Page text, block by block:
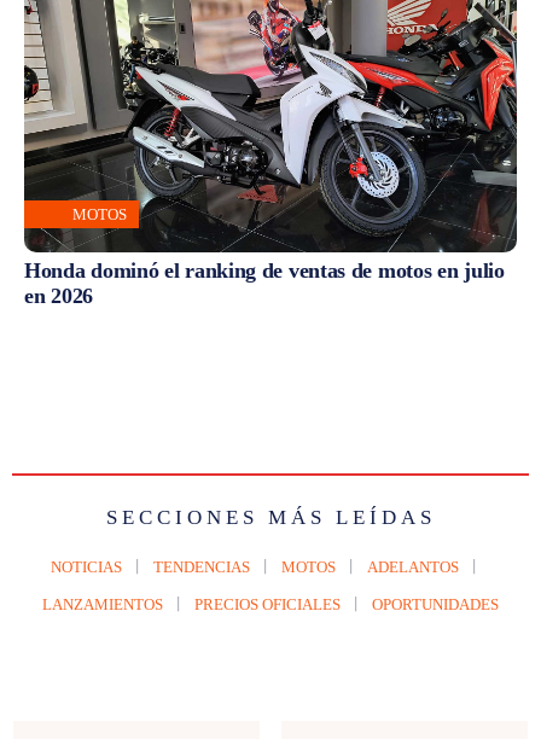
MOTOS
Honda dominó el ranking de ventas de motos en julio
en 2026
SECCIONES MÁS LEÍDAS
NOTICIAS TENDENCIAS MOTOS ADELANTOS
LANZAMIENTOS PRECIOS OFICIALES OPORTUNIDADES